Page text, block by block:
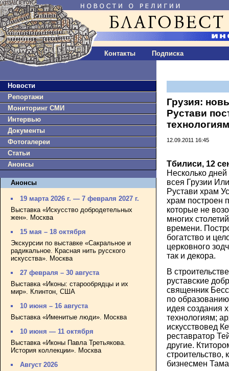
Контакты Подписка
Новости
Репортажи
Мониторинг СМИ
Интервью
Документы
Фотогалереи
Статьи
Анонсы
Анонсы
19 марта 2026 г. — 7 февраля 2027 г.
Выставка «Искусство добродетельных
жен». Москва
15 мая – 18 октября
Экскурсии по выставке «Сакральное и
радикальное. Красная нить русского
искусства». Москва
27 февраля – 30 августа
Выставка «Иконы: старообрядцы и их
мир». Клинтон, США
10 июня – 16 августа
Выставка «Именитые люди». Москва
10 июня — 11 октября
Выставка «Иконы Павла Третьякова.
История коллекции». Москва
Август 2026
Грузия:
Рустави
технологиям
12.09.2011 16:45
Тбилиси, 12
Несколько
всея Грузии
Рустави храм
храм построен
которые не
многих
времени.
богатство и
церковного
так и декора.
В
руставские
священник
по
идея создания
технологиям;
искусствовед
реставратор
другие.
строительство,
бизнесмен